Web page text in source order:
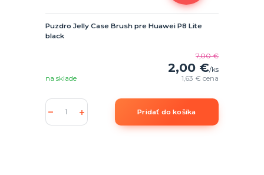
Puzdro Jelly Case Brush pre Huawei P8 Lite
black
7,00 €
2,00 €/ks
1,63 €cena
na sklade
Pridať do košíka